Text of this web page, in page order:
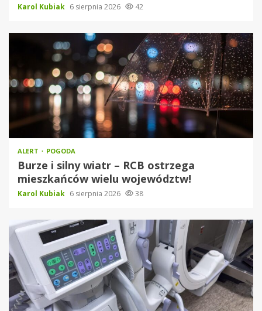
Karol Kubiak 6 sierpnia 2026 42
ALERT POGODA
Burze i silny wiatr – RCB ostrzega
mieszkańców wielu województw!
Karol Kubiak 6 sierpnia 2026 38